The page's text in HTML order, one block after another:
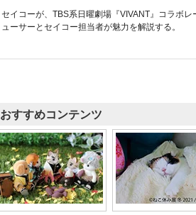
セイコーが、TBS系日曜劇場『VIVANT』コラボ
ューサーとセイコー担当者が魅力を解説する。
おすすめコンテンツ